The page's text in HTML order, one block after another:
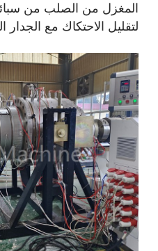
المغزل من الصلب من
لتقليل الاحتكاك مع الجدار